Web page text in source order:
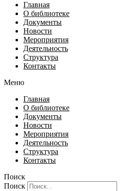
Главная
О библиотеке
Документы
Новости
Мероприятия
Деятельность
Структура
Контакты
Меню
Главная
О библиотеке
Документы
Новости
Мероприятия
Деятельность
Структура
Контакты
Поиск
Поиск